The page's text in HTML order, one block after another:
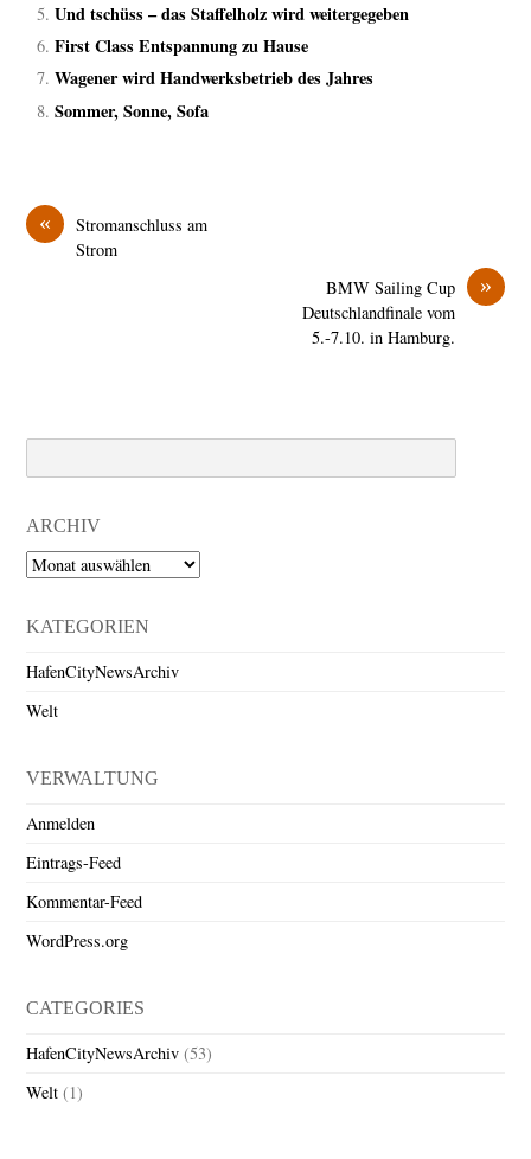
Und tschüss – das Staffelholz wird weitergegeben
First Class Entspannung zu Hause
Wagener wird Handwerksbetrieb des Jahres
Sommer, Sonne, Sofa
«
Stromanschluss am
Strom
»
BMW Sailing Cup
Deutschlandfinale vom
5.-7.10. in Hamburg.
ARCHIV
Archiv
KATEGORIEN
HafenCityNewsArchiv
Welt
VERWALTUNG
Anmelden
Eintrags-Feed
Kommentar-Feed
WordPress.org
CATEGORIES
HafenCityNewsArchiv (53)
Welt (1)